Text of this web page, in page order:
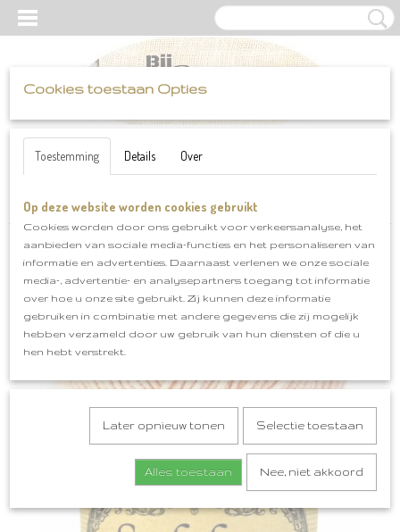
Inloggen Registreren UW WINKELWAGEN
Home >Scheepjes>Softfun>Softfun klnr 2466
Cookies toestaan Opties
Toestemming Details Over
Op deze website worden cookies gebruikt
Cookies worden door ons gebruikt voor verkeersanalyse, het
aanbieden van sociale media-functies en het personaliseren van
informatie en advertenties. Daarnaast verlenen we onze sociale
media-, advertentie- en analysepartners toegang tot informatie
over hoe u onze site gebruikt. Zij kunnen deze informatie
gebruiken in combinatie met andere gegevens die zij mogelijk
hebben verzameld door uw gebruik van hun diensten of die u
hen hebt verstrekt.
Later opnieuw tonen Selectie toestaan
Alles toestaan Nee, niet akkoord